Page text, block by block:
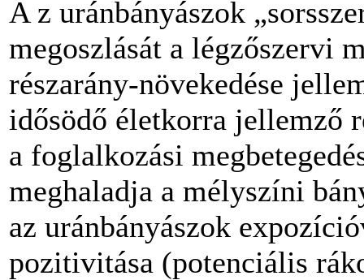
A z uránbányászok
megoszlását a légzőszervi
részarány-növekedése
idősödő életkorra jellemző
a foglalkozási
meghaladja a mélyszíni
az uránbányászok
pozitivitása (potenciális